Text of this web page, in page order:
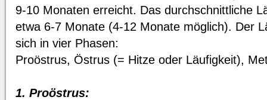
9-10 Monaten erreicht. Das durchschnittliche
etwa 6-7 Monate (4-12 Monate möglich). Der
sich in vier Phasen:
Proöstrus, Östrus (= Hitze oder Läufigkeit),
1. Proöstrus: